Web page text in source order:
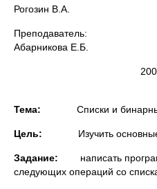
Рогозин В.А.
Абарникова Е.Б.
Тема: Списки и
Цель: Изучить основные
Задание: написать
следующих операций со